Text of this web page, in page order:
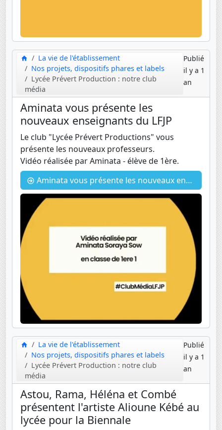
La vie de l'établissement
Nos projets, dispositifs phares et labels
Lycée Prévert Production : notre club
média
Publié
il y a 1
an
Aminata vous présente les
nouveaux enseignants du LFJP
Le club "Lycée Prévert Productions" vous
présente les nouveaux professeurs.
Vidéo réalisée par Aminata - élève de 1ère.
Aminata vous présente les nouveaux enseignants du LFJP
La vie de l'établissement
Nos projets, dispositifs phares et labels
Lycée Prévert Production : notre club
média
Publié
il y a 1
an
Astou, Rama, Héléna et Combé
présentent l'artiste Alioune Kébé au
lycée pour la Biennale